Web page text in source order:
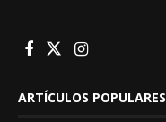
ARTÍCULOS POPULARES